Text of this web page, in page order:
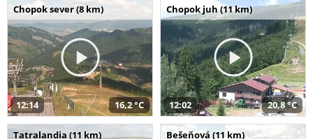
Chopok sever (8 km)
12:14 16,2 °C
Chopok juh (11 km)
12:02 20,8 °C
Tatralandia (11 km) Bešeňová (11 km)